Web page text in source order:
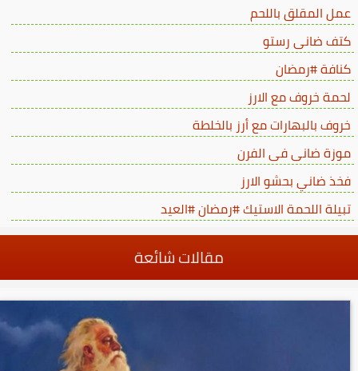
عمل المقلق باللحم
كتف ضانى رستو
كنافة #رمضان
لحمة خروف مع الارز
خروف بالبهارات مع أرز بالخلطة
موزة ضانى فى الفرن
فخذ ضاني بحشو الارز
تبيلة اللحمة الاستيك #رمضان #العيد
مقالات شائعة